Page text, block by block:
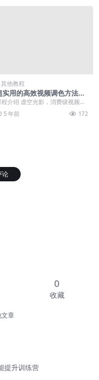
其他教程
实用的高效视频调色方法课
程介绍 虚空光影，消费级视频调
课程特点，快速掌握调色基础理
以消费级相机素...
5 年前 172
论
0
收藏
文章
提升训练营